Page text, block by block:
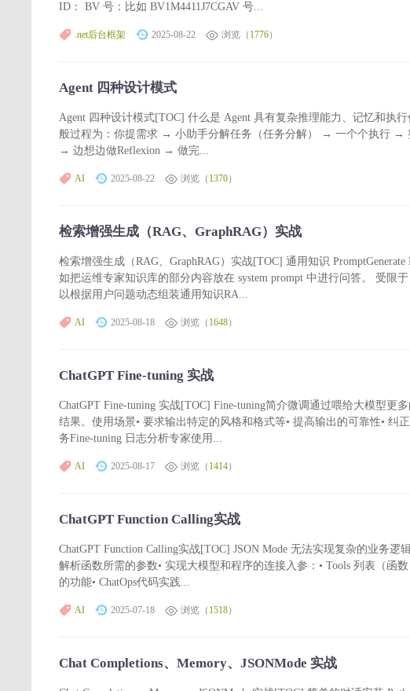
ID： BV 号：比如 BV1M4411J7CGAV 号...
.net后台框架 2025-08-22 浏览（ 1776）
Agent 四种设计模式
Agent 四种设计模式[TOC] 什么是 Agent 具有复杂推理能力、记忆和执
般过程为：你提需求 → 小助手分解任务（任务分解） → 一个个执行 →
→ 边想边做Reflexion → 做完...
AI 2025-08-22 浏览（ 1370）
检索增强生成（RAG、GraphRAG）实战
检索增强生成（RAG、GraphRAG）实战[TOC] 通用知识
如把运维专家知识库的部分内容放在 system prompt 中进行问答。 受限
以根据用户问题动态组装通用知识RA...
AI 2025-08-18 浏览（ 1648）
ChatGPT Fine-tuning 实战
ChatGPT Fine-tuning 实战[TOC] Fine-tuning简介微调通过喂给大模型
结果。使用场景• 要求输出特定的风格和格式等• 提高输出的可靠性•
务Fine-tuning 日志分析专家使用...
AI 2025-08-17 浏览（ 1414）
ChatGPT Function Calling实战
ChatGPT Function Calling实战[TOC] JSON Mode 无法实现复杂的业务
解析函数所需的参数• 实现大模型和程序的连接入参：• Tools 列表（函
的功能• ChatOps代码实践...
AI 2025-07-18 浏览（ 1518）
Chat Completions、Memory、JSONMode 实战